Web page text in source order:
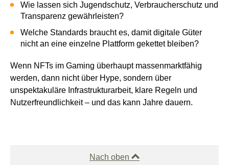
Wie lassen sich Jugendschutz, Verbraucherschutz und
Transparenz gewährleisten?
Welche Standards braucht es, damit digitale Güter
nicht an eine einzelne Plattform gekettet bleiben?
Wenn NFTs im Gaming überhaupt massenmarktfähig
werden, dann nicht über Hype, sondern über
unspektakuläre Infrastrukturarbeit, klare Regeln und
Nutzerfreundlichkeit – und das kann Jahre dauern.
Nach oben